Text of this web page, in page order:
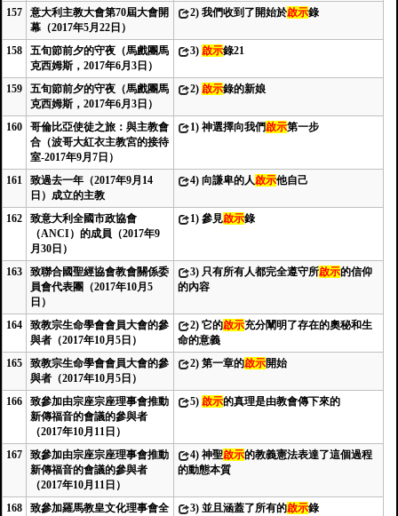
157
意大利主教大會第70屆大會開
幕（2017年5月22日）
2) 我們收到了開始於啟示錄
158
五旬節前夕的守夜（馬戲團馬
克西姆斯，2017年6月3日）
3) 啟示錄21
159
五旬節前夕的守夜（馬戲團馬
克西姆斯，2017年6月3日）
2) 啟示錄的新娘
160
哥倫比亞使徒之旅：與主教會
合（波哥大紅衣主教宮的接待
室-2017年9月7日）
1) 神選擇向我們啟示第一步
161
致過去一年（2017年9月14
日）成立的主教
4) 向謙卑的人啟示他自己
162
致意大利全國市政協會
（ANCI）的成員（2017年9
月30日）
1) 參見啟示錄
163
致聯合國聖經協會教會關係委
員會代表團（2017年10月5
日）
3) 只有所有人都完全遵守所啟示的信仰
的內容
164
致教宗生命學會會員大會的參
與者（2017年10月5日）
2) 它的啟示充分闡明了存在的奧秘和生
命的意義
165
致教宗生命學會會員大會的參
與者（2017年10月5日）
2) 第一章的啟示開始
166
致參加由宗座宗座理事會推動
新傳福音的會議的參與者
（2017年10月11日）
5) 啟示的真理是由教會傳下來的
167
致參加由宗座宗座理事會推動
新傳福音的會議的參與者
（2017年10月11日）
4) 神聖啟示的教義憲法表達了這個過程
的動態本質
168
致參加羅馬教皇文化理事會全
3) 並且涵蓋了所有的啟示錄